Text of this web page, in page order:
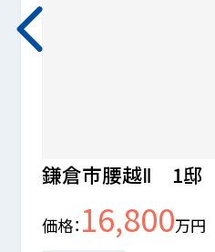
鎌倉市腰越Ⅱ 1邸
価格 16,800万円